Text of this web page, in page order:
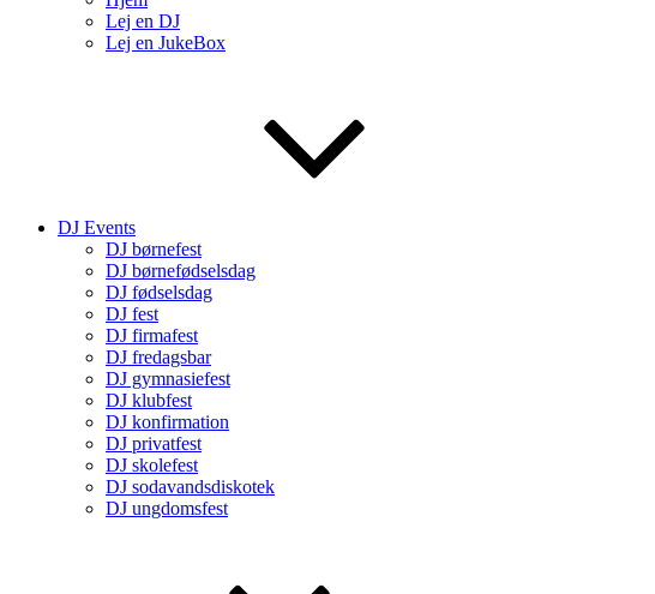
Lej en DJ
Lej en JukeBox
DJ Events
DJ børnefest
DJ børnefødselsdag
DJ fødselsdag
DJ fest
DJ firmafest
DJ fredagsbar
DJ gymnasiefest
DJ klubfest
DJ konfirmation
DJ privatfest
DJ skolefest
DJ sodavandsdiskotek
DJ ungdomsfest